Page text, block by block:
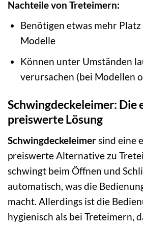
Nachteile von Treteimern:
Benötigen etwas mehr Platz
Modelle
Können unter Umständen
verursachen (bei Modellen
Schwingdeckeleimer: Die
preiswerte Lösung
Schwingdeckeleimersind eine
preiswerte Alternative zu
schwingt beim Öffnen und
automatisch, was die
macht. Allerdings ist die
hygienisch als bei Treteimern,